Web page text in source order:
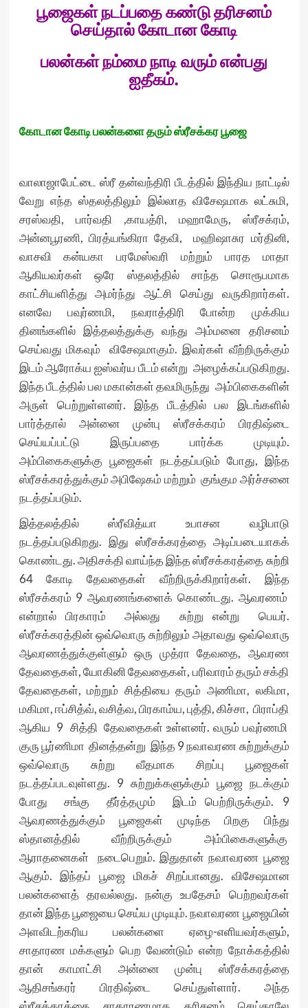
பூஜைகள் நடப்பதை கண்டு தரிசனம்
செய்தால் கோடான கோடி
பலன்கள் நம்மை நாடி வரும் என்பது
ஐதீகம்.
கோடான கோடி பலன்களை தரும் ஸ்ரீசக்கர பூஜை
வாலாஜாபேட்டை ஸ்ரீ தன்வந்திரி பீடத்தில் இந்திய நாட்டில்
வேறு எந்த ஸ்தலத்திலும் இல்லாத விசேஷமாக லட்சுமி,
சரஸ்வதி, பார்வதி ,காயத்ரி, மஹாமேரு, ஸ்ரீசக்ரம்,
அன்னபூரணி, பிரத்யங்கிரா தேவி, மஹிஷாசுர மர்தினி,
வாசவி கன்யகா பரமேஸ்வரி மற்றும் பாரத மாதா
ஆகியவர்கள் ஒரே ஸ்தலத்தில் சாந்த சொரூபமாக
காட்சியளித்து அமர்ந்து ஆட்சி செய்து வருகிறார்கள்.
எனவே பவுர்ணமி, நவராத்திரி போன்ற முக்கிய
தினங்களில் இத்தலத்துக்கு வந்து அம்மனை தரிசனம்
செய்வது மிகவும் விசேஷமாகும். இவர்கள் வீற்றிருக்கும்
இடம் ஆரோக்ய ஐஸ்வர்ய பீடம் என்று அழைக்கப்படுகிறது.
இந்த பீடத்தில் பல மகான்கள் தவமிருந்து அம்பிகைகளின்
அருள் பெற்றுள்ளனர். இந்த பீடத்தில் பல இடங்களில்
பார்த்தால் அன்னை முன்பு ஸ்ரீசக்கரம் பிரதிஷ்டை
செய்யப்பட்டு இருப்பதை பார்க்க முடியும்.
அம்பிகைகளுக்கு பூஜைகள் நடத்தப்படும் போது, இந்த
ஸ்ரீசக்கரத்துக்கும் அபிஷேகம் மற்றும் குங்கும அர்ச்சனை
நடத்தப்படும்.
இத்தலத்தில் ஸ்ரீவித்யா உபாசன வழிபாடு
நடத்தப்படுகிறது. இது ஸ்ரீசக்கரத்தை அடிப்படையாகக்
கொண்டது. அதிசக்தி வாய்ந்த இந்த ஸ்ரீசக்கரத்தை சுற்றி
64 கோடி தேவதைகள் வீற்றிருக்கிறார்கள். இந்த
ஸ்ரீசக்கரம் 9 ஆவரணங்களைக் கொண்டது. ஆவரணம்
என்றால் பிரகாரம் அல்லது சுற்று என்று பெயர்.
ஸ்ரீசக்கரத்தின் ஒவ்வொரு சுற்றிலும் அதாவது ஒவ்வொரு
ஆவரணத்துக்குள்ளும் ஒரு முத்ரா தேவதை, ஆவரண
தேவதைகள், யோகினி தேவதைகள், பரிவாரம் தரும் சக்தி
தேவதைகள், மற்றும் சித்தியை தரும் அணிமா, லகிமா,
மகிமா, ஈப்சித்வ், வசித்வ, பிரகாம்ய, புத்தி, கிச்சா, பிராப்தி
ஆகிய 9 சித்தி தேவதைகள் உள்ளனர். வரும் பவுர்ணமி
குரு பூர்ணிமா தினத்தன்று இந்த 9 நவாவரண சுற்றுக்கும்
ஒவ்வொரு சுற்று வீதமாக சிறப்பு பூஜைகள்
நடத்தப்படவுள்ளது. 9 சுற்றுக்களுக்கும் பூஜை நடக்கும்
போது சங்கு தீர்த்தமும் இடம் பெற்றிருக்கும். 9
ஆவரணத்துக்கும் பூஜைகள் முடிந்த பிறகு பிந்து
ஸ்தானத்தில் வீற்றிருக்கும் அம்பிகைகளுக்கு
ஆராதனைகள் நடைபெறும். இதுதான் நவாவரண பூஜை
ஆகும். இந்தப் பூஜை மிகச் சிறப்பானது. விசேஷமான
பலன்களைத் தரவல்லது. நன்கு உபதேசம் பெற்றவர்கள்
தான் இந்த பூஜையை செய்ய முடியும். நவாவரண பூஜையின்
அளவிடற்கரிய பலன்களை ஏழை-எளியவர்களும்,
சாதாரண மக்களும் பெற வேண்டும் என்ற நோக்கத்தில்
தான் காமாட்சி அன்னை முன்பு ஸ்ரீசக்கரத்தை
ஆதிசங்கரர் பிரதிஷ்டை செய்துள்ளார். அந்த